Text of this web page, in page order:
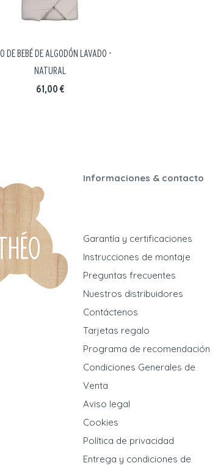
DE BEBÉ DE ALGODÓN LAVADO -
NATURAL
Precio
61,00 €
Informaciones & contacto
Garantía y certificaciones
Instrucciones de montaje
Preguntas frecuentes
Nuestros distribuidores
Contáctenos
Tarjetas regalo
Programa de recomendación
Condiciones Generales de
Venta
Aviso legal
Cookies
Política de privacidad
Entrega y condiciones de